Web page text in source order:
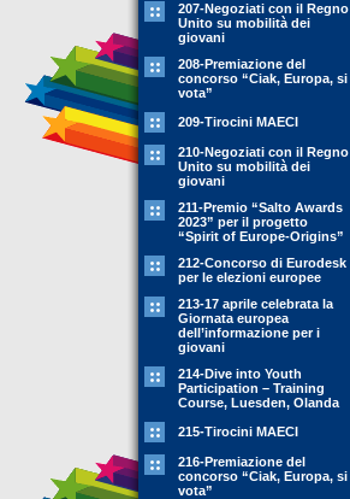
207-Negoziati con il Regno
Unito su mobilità dei
giovani
208-Premiazione del
concorso “Ciak, Europa, si
vota”
209-Tirocini MAECI
210-Negoziati con il Regno
Unito su mobilità dei
giovani
211-Premio “Salto Awards
2023” per il progetto
“Spirit of Europe-Origins”
212-Concorso di Eurodesk
per le elezioni europee
213-17 aprile celebrata la
Giornata europea
dell’informazione per i
giovani
214-Dive into Youth
Participation – Training
Course, Luesden, Olanda
215-Tirocini MAECI
216-Premiazione del
concorso “Ciak, Europa, si
vota”